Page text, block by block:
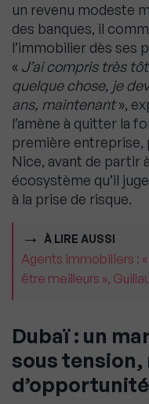
un revenu modeste
des banques, il
l’immobilier dès ses
« J’ai compris très
quelque chose, je
ans, maintenant»,
l’amène à quitter la
première entreprise,
Nice, avant de partir
écosystème qu’il
à la prise de risque.
À LIRE AUSSI
Agents immobiliers :
être meilleurs »,
Dubaï : un
sous tension,